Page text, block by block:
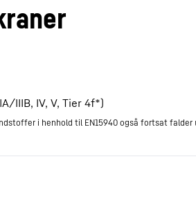
IIIB, IV, V, Tier 4f*)
i henhold til EN15940 også fortsat falder